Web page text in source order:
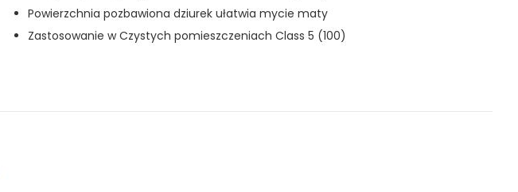
Powierzchnia pozbawiona dziurek ułatwia mycie maty
Zastosowanie w Czystych pomieszczeniach Class 5 (100)